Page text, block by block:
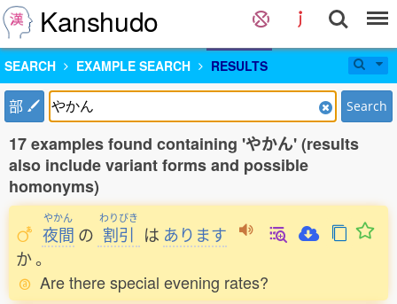
Kanshudo
SEARCH EXAMPLE SEARCH RESULTS
部 Search
17 examples found containing 'やかん' (results
also include variant forms and possible
homonyms)
やかん
夜間 の
わりびき
割引 は あります
か。
Are there special evening rates?